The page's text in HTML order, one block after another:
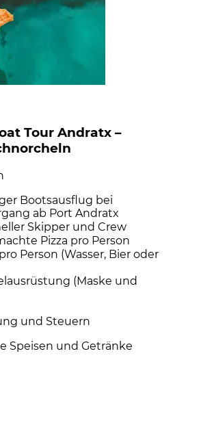
Tour Andratx –
Bootsausflug bei
ab Port Andratx
Skipper und Crew
Pizza pro Person
Person (Wasser, Bier oder
(Maske und
und Steuern
Speisen und Getränke